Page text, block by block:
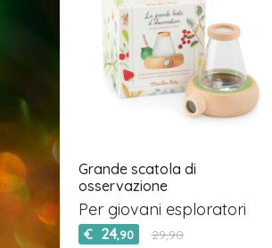
Grande scatola di
osservazione
Per giovani esploratori
€ 24,90 29,90